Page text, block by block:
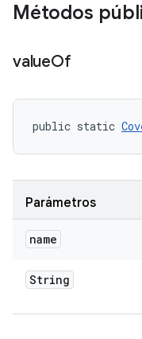
Métodos
valueOf
public static
Parámetros
name
String